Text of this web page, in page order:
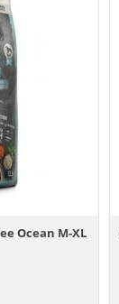
Ocean M-XL